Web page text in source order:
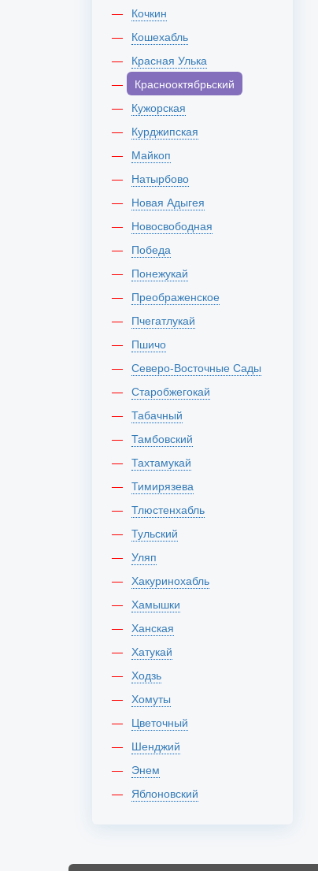
Кочкин
Кошехабль
Красная Улька
Краснооктябрьский
Кужорская
Курджипская
Майкоп
Натырбово
Новая Адыгея
Новосвободная
Победа
Понежукай
Преображенское
Пчегатлукай
Пшичо
Северо-Восточные Сады
Старобжегокай
Табачный
Тамбовский
Тахтамукай
Тимирязева
Тлюстенхабль
Тульский
Уляп
Хакуринохабль
Хамышки
Ханская
Хатукай
Ходзь
Хомуты
Цветочный
Шенджий
Энем
Яблоновский